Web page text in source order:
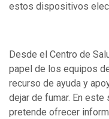
estos dispositivos
Desde el Centro de
papel de los equipos
recurso de ayuda y
dejar de fumar. En
pretende ofrecer